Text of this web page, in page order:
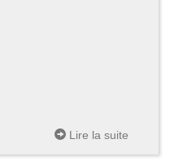
Lire la suite